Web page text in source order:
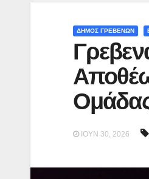
ΔΗΜΟΣ ΓΡΕΒΕΝΩΝ
ΙΟΎΝ 30, 2026